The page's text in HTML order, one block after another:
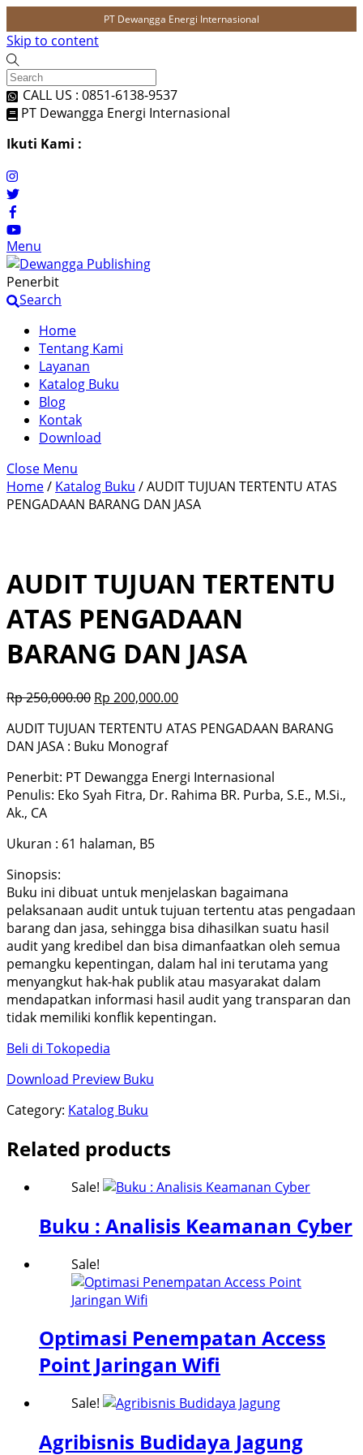
PT Dewangga Energi Internasional
Skip to content
CALL US : 0851-6138-9537
PT Dewangga Energi Internasional
Ikuti Kami :
Menu
Penerbit
Search
Home
Tentang Kami
Layanan
Katalog Buku
Blog
Kontak
Download
Close Menu
Home/ Katalog Buku / AUDIT TUJUAN TERTENTU ATAS
PENGADAAN BARANG DAN JASA
AUDIT TUJUAN TERTENTU
ATAS PENGADAAN
BARANG DAN JASA
Rp250,000.00 Rp 200,000.00
AUDIT TUJUAN TERTENTU ATAS PENGADAAN BARANG
DAN JASA : Buku Monograf
Penerbit: PT Dewangga Energi Internasional
Penulis: Eko Syah Fitra, Dr. Rahima BR. Purba, S.E., M.Si.,
Ak., CA
Ukuran : 61 halaman, B5
Sinopsis:
Buku ini dibuat untuk menjelaskan bagaimana
pelaksanaan audit untuk tujuan tertentu atas pengadaan
barang dan jasa, sehingga bisa dihasilkan suatu hasil
audit yang kredibel dan bisa dimanfaatkan oleh semua
pemangku kepentingan, dalam hal ini terutama yang
menyangkut hak-hak publik atau masyarakat dalam
mendapatkan informasi hasil audit yang transparan dan
tidak memiliki konflik kepentingan.
Beli di Tokopedia
Download Preview Buku
Category: Katalog Buku
Related products
Sale!
Buku : Analisis Keamanan Cyber
Sale!
Optimasi Penempatan Access
Point Jaringan Wifi
Sale!
Agribisnis Budidaya Jagung